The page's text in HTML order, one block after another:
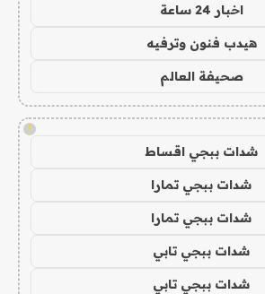
اخبار 24 ساعة
هيدب فنون وترفيه
صحيفة العالم
!
شدات ببجي اقساط
شدات ببجي تمارا
شدات ببجي تمارا
شدات ببجي تابي
شدات ببجي تابي